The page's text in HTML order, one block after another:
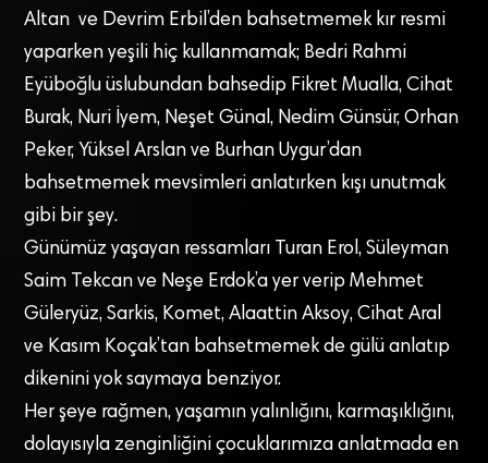
Altan ve Devrim Erbil’den bahsetmemek kır resmi
yaparken yeşili hiç kullanmamak; Bedri Rahmi
Eyüboğlu üslubundan bahsedip Fikret Mualla, Cihat
Burak, Nuri İyem, Neşet Günal, Nedim Günsür, Orhan
Peker, Yüksel Arslan ve Burhan Uygur’dan
bahsetmemek mevsimleri anlatırken kışı unutmak
gibi bir şey.
Günümüz yaşayan ressamları Turan Erol, Süleyman
Saim Tekcan ve Neşe Erdok’a yer verip Mehmet
Güleryüz, Sarkis, Komet, Alaattin Aksoy, Cihat Aral
ve Kasım Koçak’tan bahsetmemek de gülü anlatıp
dikenini yok saymaya benziyor.
Her şeye rağmen, yaşamın yalınlığını, karmaşıklığını,
dolayısıyla zenginliğini çocuklarımıza anlatmada en